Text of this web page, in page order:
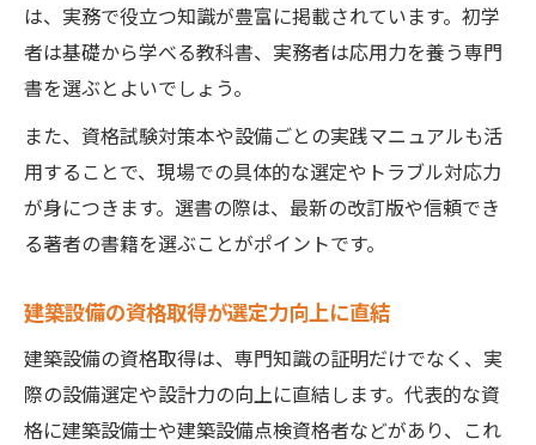
は、実務で役立つ知識が豊富に掲載されています。初学
者は基礎から学べる教科書、実務者は応用力を養う専門
書を選ぶとよいでしょう。
また、資格試験対策本や設備ごとの実践マニュアルも活
用することで、現場での具体的な選定やトラブル対応力
が身につきます。選書の際は、最新の改訂版や信頼でき
る著者の書籍を選ぶことがポイントです。
建築設備の資格取得が選定力向上に直結
建築設備の資格取得は、専門知識の証明だけでなく、実
際の設備選定や設計力の向上に直結します。代表的な資
格に建築設備士や建築設備点検資格者などがあり、これ